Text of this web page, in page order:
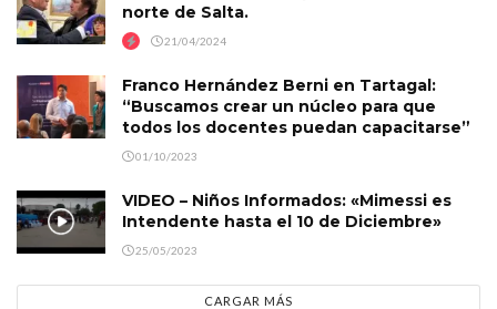
norte de Salta.
21/04/2024
Franco Hernández Berni en Tartagal:
“Buscamos crear un núcleo para que
todos los docentes puedan capacitarse”
01/10/2023
VIDEO – Niños Informados: «Mimessi es
Intendente hasta el 10 de Diciembre»
25/05/2023
CARGAR MÁS